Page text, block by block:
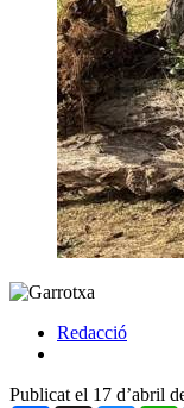
Redacció
Publicat el 17 d’abril